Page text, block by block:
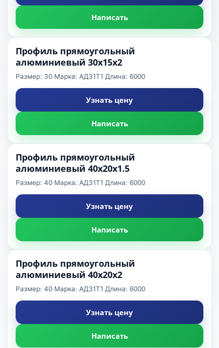
Написать
Профиль прямоугольный
алюминиевый 30x15x2
Размер: 30·Марка: АД31Т1·Длина: 6000
Узнать цену
Написать
Профиль прямоугольный
алюминиевый 40x20x1.5
Размер: 40·Марка: АД31Т1·Длина: 6000
Узнать цену
Написать
Профиль прямоугольный
алюминиевый 40x20x2
Размер: 40·Марка: АД31Т1·Длина: 6000
Узнать цену
Написать